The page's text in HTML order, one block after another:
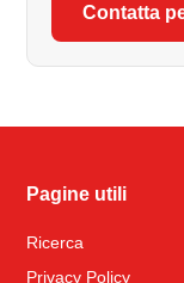
Contatta
Pagine utili
Ricerca
Privacy Policy